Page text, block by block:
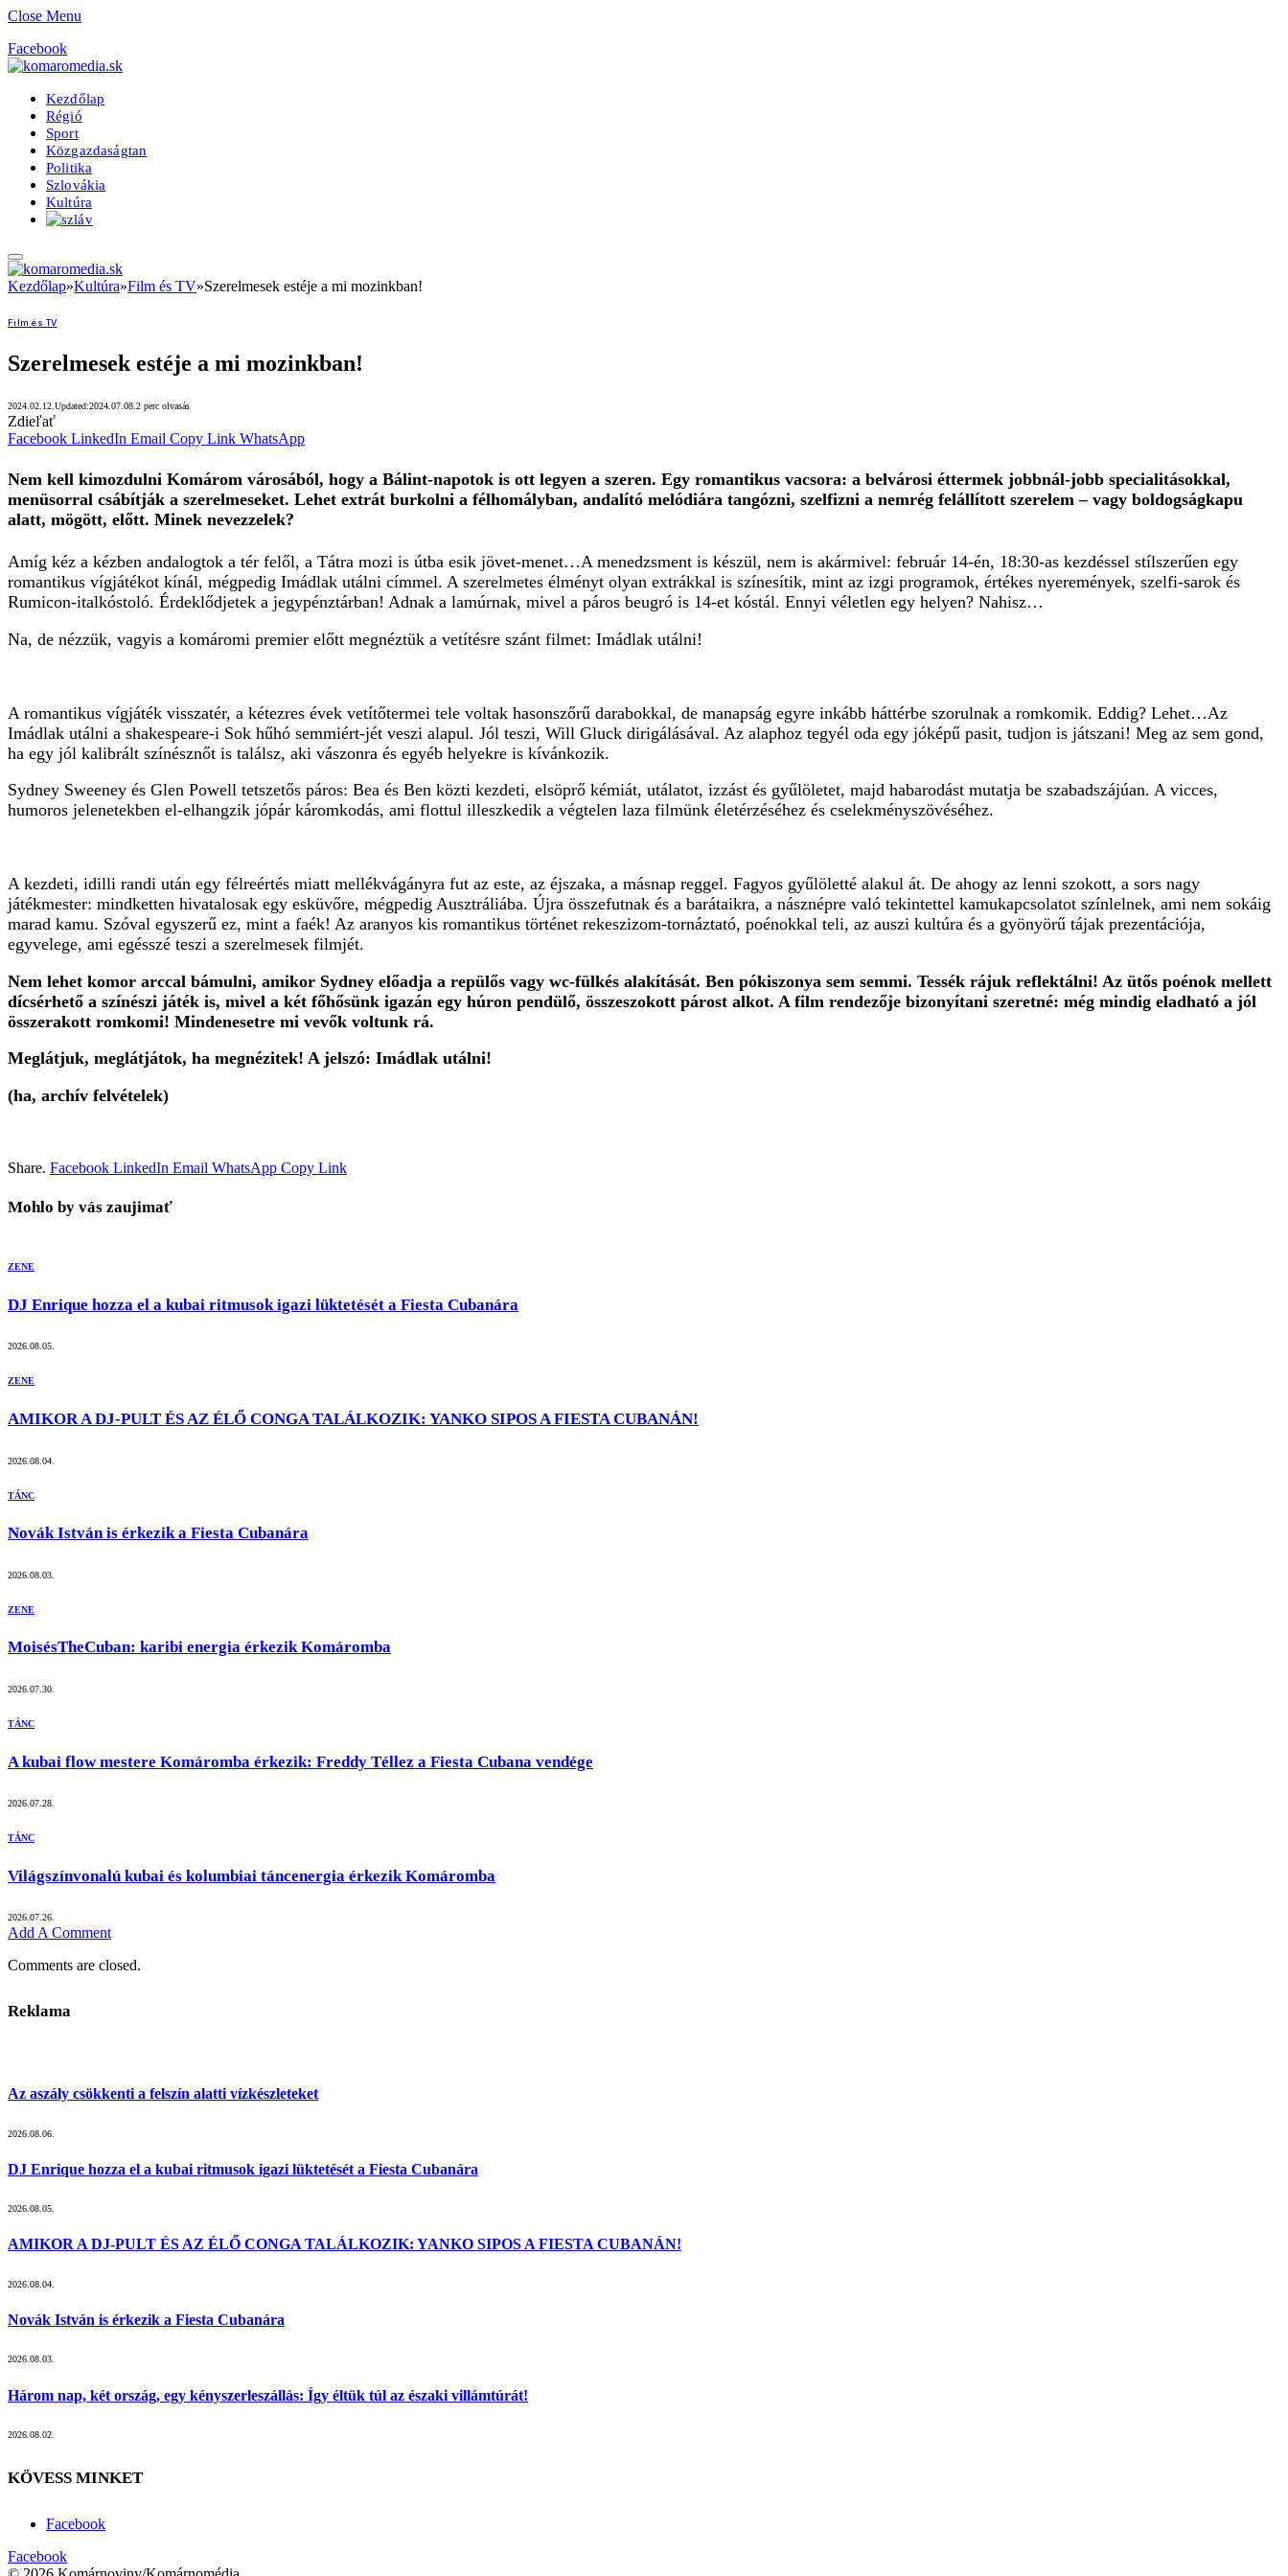
Close Menu
Facebook
Kezdőlap
Régió
Sport
Közgazdaságtan
Politika
Szlovákia
Kultúra
Kezdőlap»Kultúra»Film és TV»Szerelmesek estéje a mi mozinkban!
Film és TV
Szerelmesek estéje a mi mozinkban!
2024.02.12. Updated:2024.07.08. 2 perc olvasás
Zdieľať
Facebook LinkedIn Email Copy Link WhatsApp
Nem kell kimozdulni Komárom városából, hogy a Bálint-napotok is ott legyen a szeren. Egy romantikus vacsora: a belvárosi éttermek jobbnál-jobb specialitásokkal,
menüsorral csábítják a szerelmeseket. Lehet extrát burkolni a félhomályban, andalító melódiára tangózni, szelfizni a nemrég felállított szerelem – vagy boldogságkapu
alatt, mögött, előtt. Minek nevezzelek?
Amíg kéz a kézben andalogtok a tér felől, a Tátra mozi is útba esik jövet-menet…A menedzsment is készül, nem is akármivel: február 14-én, 18:30-as kezdéssel stílszerűen egy
romantikus vígjátékot kínál, mégpedig Imádlak utálni címmel. A szerelmetes élményt olyan extrákkal is színesítik, mint az izgi programok, értékes nyeremények, szelfi-sarok és
Rumicon-italkóstoló. Érdeklődjetek a jegypénztárban! Adnak a lamúrnak, mivel a páros beugró is 14-et kóstál. Ennyi véletlen egy helyen? Nahisz…
Na, de nézzük, vagyis a komáromi premier előtt megnéztük a vetítésre szánt filmet: Imádlak utálni!
A romantikus vígjáték visszatér, a kétezres évek vetítőtermei tele voltak hasonszőrű darabokkal, de manapság egyre inkább háttérbe szorulnak a romkomik. Eddig? Lehet…Az
Imádlak utálni a shakespeare-i Sok hűhó semmiért-jét veszi alapul. Jól teszi, Will Gluck dirigálásával. Az alaphoz tegyél oda egy jóképű pasit, tudjon is játszani! Meg az sem gond,
ha egy jól kalibrált színésznőt is találsz, aki vászonra és egyéb helyekre is kívánkozik.
Sydney Sweeney és Glen Powell tetszetős páros: Bea és Ben közti kezdeti, elsöprő kémiát, utálatot, izzást és gyűlöletet, majd habarodást mutatja be szabadszájúan. A vicces,
humoros jelenetekben el-elhangzik jópár káromkodás, ami flottul illeszkedik a végtelen laza filmünk életérzéséhez és cselekményszövéséhez.
A kezdeti, idilli randi után egy félreértés miatt mellékvágányra fut az este, az éjszaka, a másnap reggel. Fagyos gyűlöletté alakul át. De ahogy az lenni szokott, a sors nagy
játékmester: mindketten hivatalosak egy esküvőre, mégpedig Ausztráliába. Újra összefutnak és a barátaikra, a násznépre való tekintettel kamukapcsolatot színlelnek, ami nem sokáig
marad kamu. Szóval egyszerű ez, mint a faék! Az aranyos kis romantikus történet rekeszizom-tornáztató, poénokkal teli, az auszi kultúra és a gyönyörű tájak prezentációja,
egyvelege, ami egésszé teszi a szerelmesek filmjét.
Nem lehet komor arccal bámulni, amikor Sydney előadja a repülős vagy wc-fülkés alakítását. Ben pókiszonya sem semmi. Tessék rájuk reflektálni! Az ütős poénok mellett
dícsérhető a színészi játék is, mivel a két főhősünk igazán egy húron pendülő, összeszokott párost alkot. A film rendezője bizonyítani szeretné: még mindig eladható a jól
összerakott romkomi! Mindenesetre mi vevők voltunk rá.
Meglátjuk, meglátjátok, ha megnézitek! A jelszó: Imádlak utálni!
(ha, archív felvételek)
Share. Facebook LinkedIn Email WhatsApp Copy Link
Mohlo by vás zaujimať
ZENE
DJ Enrique hozza el a kubai ritmusok igazi lüktetését a Fiesta Cubanára
2026.08.05.
ZENE
AMIKOR A DJ-PULT ÉS AZ ÉLŐ CONGA TALÁLKOZIK: YANKO SIPOS A FIESTA CUBANÁN!
2026.08.04.
TÁNC
Novák István is érkezik a Fiesta Cubanára
2026.08.03.
ZENE
MoisésTheCuban: karibi energia érkezik Komáromba
2026.07.30.
TÁNC
A kubai flow mestere Komáromba érkezik: Freddy Téllez a Fiesta Cubana vendége
2026.07.28.
TÁNC
Világszínvonalú kubai és kolumbiai táncenergia érkezik Komáromba
2026.07.26.
Add A Comment
Comments are closed.
Reklama
Az aszály csökkenti a felszín alatti vízkészleteket
2026.08.06.
DJ Enrique hozza el a kubai ritmusok igazi lüktetését a Fiesta Cubanára
2026.08.05.
AMIKOR A DJ-PULT ÉS AZ ÉLŐ CONGA TALÁLKOZIK: YANKO SIPOS A FIESTA CUBANÁN!
2026.08.04.
Novák István is érkezik a Fiesta Cubanára
2026.08.03.
Három nap, két ország, egy kényszerleszállás: Így éltük túl az északi villámtúrát!
2026.08.02.
KÖVESS MINKET
Facebook
Facebook